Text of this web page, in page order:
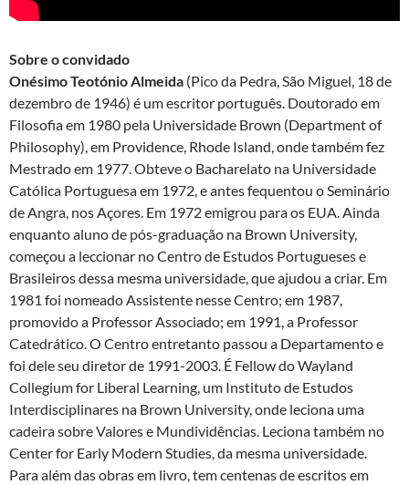
Sobre o convidado
Onésimo Teotónio Almeida (Pico da Pedra, São Miguel, 18 de
dezembro de 1946) é um escritor português. Doutorado em
Filosofia em 1980 pela Universidade Brown (Department of
Philosophy), em Providence, Rhode Island, onde também fez
Mestrado em 1977. Obteve o Bacharelato na Universidade
Católica Portuguesa em 1972, e antes fequentou o Seminário
de Angra, nos Açores. Em 1972 emigrou para os EUA. Ainda
enquanto aluno de pós-graduação na Brown University,
começou a leccionar no Centro de Estudos Portugueses e
Brasileiros dessa mesma universidade, que ajudou a criar. Em
1981 foi nomeado Assistente nesse Centro; em 1987,
promovido a Professor Associado; em 1991, a Professor
Catedrático. O Centro entretanto passou a Departamento e
foi dele seu diretor de 1991-2003. É Fellow do Wayland
Collegium for Liberal Learning, um Instituto de Estudos
Interdisciplinares na Brown University, onde leciona uma
cadeira sobre Valores e Mundividências. Leciona também no
Center for Early Modern Studies, da mesma universidade.
Para além das obras em livro, tem centenas de escritos em